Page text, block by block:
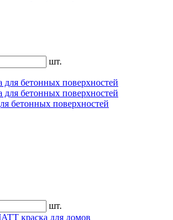
шт.
бетонных поверхностей
шт.